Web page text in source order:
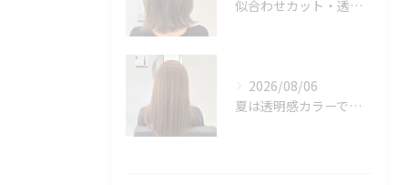
似合わせカット・透明感カラーはASAMIにお任せください♪
2026/08/06
夏は透明感カラーでイメチェン♪ブリーチなしでも明るくできます！